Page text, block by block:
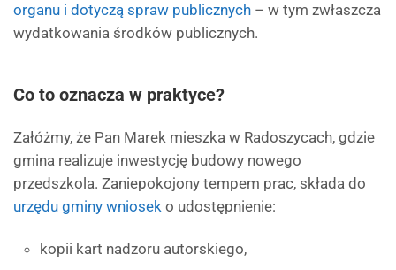
organu i dotyczą spraw publicznych – w tym zwłaszcza
wydatkowania środków publicznych.
Co to oznacza w praktyce?
Załóżmy, że Pan Marek mieszka w Radoszycach, gdzie
gmina realizuje inwestycję budowy nowego
przedszkola. Zaniepokojony tempem prac, składa do
urzędu gminy wniosek o udostępnienie:
kopii kart nadzoru autorskiego,